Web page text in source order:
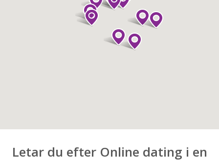
Letar du efter Online dating i en